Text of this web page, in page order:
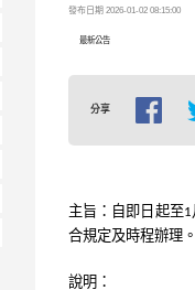
發布日期 2026-01-02 08:15:00
最新公告
分享
主旨：自即日起至
合規定及時程辦理。
說明：